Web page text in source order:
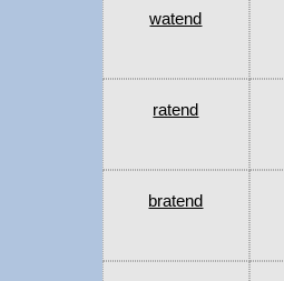
watend
ratend
bratend